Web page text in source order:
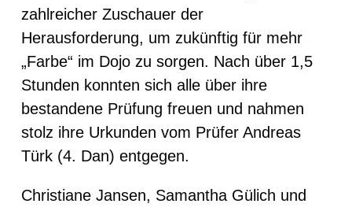
zahlreicher Zuschauer der
Herausforderung, um zukünftig für mehr
„Farbe“ im Dojo zu sorgen. Nach über 1,5
Stunden konnten sich alle über ihre
bestandene Prüfung freuen und nahmen
stolz ihre Urkunden vom Prüfer Andreas
Türk (4. Dan) entgegen.
Christiane Jansen, Samantha Gülich und